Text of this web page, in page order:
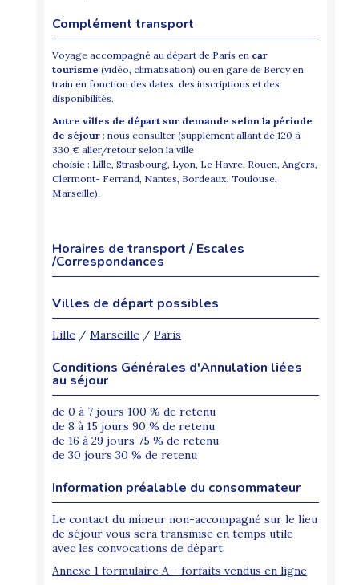
Complément transport
Voyage accompagné au départ de Paris en car
tourisme (vidéo, climatisation) ou en gare de Bercy en
train en fonction des dates, des inscriptions et des
disponibilités.
Autre villes de départ sur demande selon la période
de séjour : nous consulter (supplément allant de 120 à
330 € aller/retour selon la ville
choisie : Lille, Strasbourg, Lyon, Le Havre, Rouen, Angers,
Clermont- Ferrand, Nantes, Bordeaux, Toulouse,
Marseille).
Horaires de transport / Escales
/Correspondances
Villes de départ possibles
Lille / Marseille / Paris
Conditions Générales d'Annulation liées
au séjour
de 0 à 7 jours 100 % de retenu
de 8 à 15 jours 90 % de retenu
de 16 à 29 jours 75 % de retenu
de 30 jours 30 % de retenu
Information préalable du consommateur
Le contact du mineur non-accompagné sur le lieu
de séjour vous sera transmise en temps utile
avec les convocations de départ.
Annexe 1 formulaire A - forfaits vendus en ligne